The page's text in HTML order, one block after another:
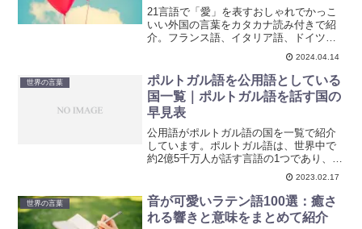
ラテン語など
21言語で「愛」を表すおしゃれでかっこ
いい外国の言葉をカタカナ読み付きで紹
介。フランス語、イタリア語、ドイツ
語、ラテン語など、創作活動やキャラ名
にぴったりのアイデア集です。英語、フ
ランス語、イタリア語、ドイツ語、スペ
イン語、オランダ語、ロシア語、ベトナ
ム、インドネシア、中国語、ラテン語な
ど、カタカナ読み付きです。
2024.04.14
世界の言葉
ポルトガル語を公用語としている
国一覧｜ポルトガル語を話す国の
早見表
公用語がポルトガル語の国を一覧で紹介
しています。ポルトガル語は、世界中で
約2億5千万人が話す言語の1つであり、ポ
ルトガル、ブラジル、アンゴラ、モザン
ビーク、カーボベルデ、ギニアビサウ、
サントメ・プリンシペなどの国で公用語
として使用されています。
2023.02.17
世界の言葉
音が可愛いラテン語100選：癒さ
れる響きと意味をまとめて紹介